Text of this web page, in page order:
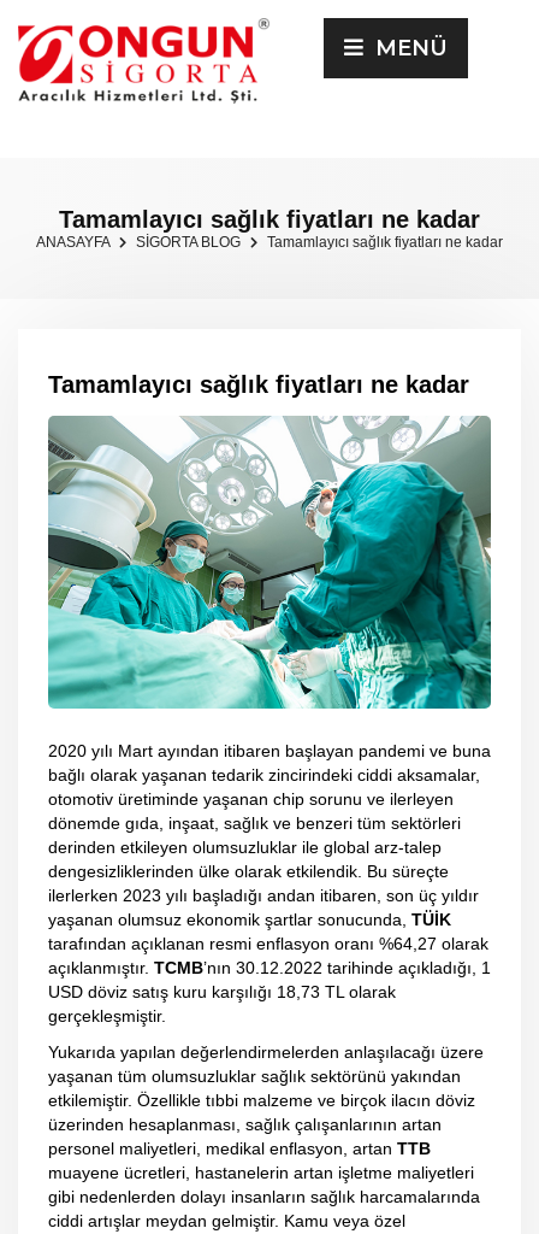
MENÜ
Tamamlayıcı sağlık fiyatları ne kadar
ANASAYFA SİGORTA BLOG Tamamlayıcı sağlık fiyatları ne kadar
Tamamlayıcı sağlık fiyatları ne kadar
2020 yılı Mart ayından itibaren başlayan pandemi ve buna
bağlı olarak yaşanan tedarik zincirindeki ciddi aksamalar,
otomotiv üretiminde yaşanan chip sorunu ve ilerleyen
dönemde gıda, inşaat, sağlık ve benzeri tüm sektörleri
derinden etkileyen olumsuzluklar ile global arz-talep
dengesizliklerinden ülke olarak etkilendik. Bu süreçte
ilerlerken 2023 yılı başladığı andan itibaren, son üç yıldır
yaşanan olumsuz ekonomik şartlar sonucunda, TÜİK
tarafından açıklanan resmi enflasyon oranı %64,27 olarak
açıklanmıştır. TCMB’nın 30.12.2022 tarihinde açıkladığı, 1
USD döviz satış kuru karşılığı 18,73 TL olarak
gerçekleşmiştir.
Yukarıda yapılan değerlendirmelerden anlaşılacağı üzere
yaşanan tüm olumsuzluklar sağlık sektörünü yakından
etkilemiştir. Özellikle tıbbi malzeme ve birçok ilacın döviz
üzerinden hesaplanması, sağlık çalışanlarının artan
personel maliyetleri, medikal enflasyon, artan TTB
muayene ücretleri, hastanelerin artan işletme maliyetleri
gibi nedenlerden dolayı insanların sağlık harcamalarında
ciddi artışlar meydan gelmiştir. Kamu veya özel